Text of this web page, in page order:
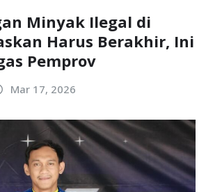
Minyak Ilegal di
Harus Berakhir, Ini
Pemprov
Mar 17, 2026